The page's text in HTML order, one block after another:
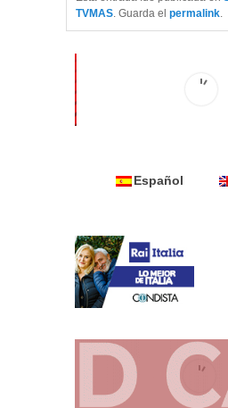
TVMAS . Guarda el permalink
Español